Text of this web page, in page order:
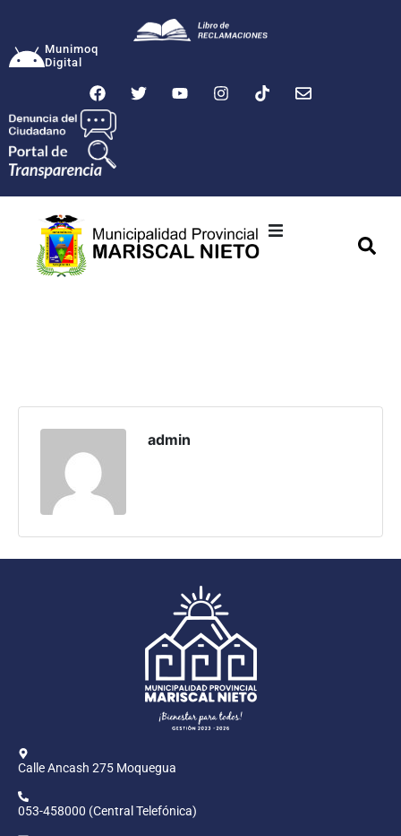
Munimoq
Digital
admin
Calle Ancash 275 Moquegua
053-458000 (Central Telefónica)